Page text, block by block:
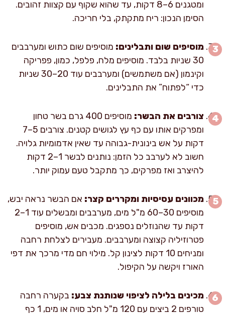
ומטגנים 6–8 דקות, עד שהוא שקוף עם קצוות זהובים.
הסימן הנכון: ריח מתקתק, בלי חריכה.
מוסיפים שום ותבלינים: מוסיפים שום כתוש ומערבבים
30 שניות בלבד. מוסיפים מלח, פלפל, כמון, פפריקה
וקינמון (אם משתמשים) ומערבבים עוד 20–30 שניות
כדי “לפתוח” את התבלינים.
צורבים את הבשר:
מוסיפים 400 גרם בשר טחון
ומפרקים אותו עם כף עץ לגושים קטנים. צורבים 5–7
דקות על אש בינונית-גבוהה עד שאין אדמומיות גלויה.
חשוב לא לערבב כל הזמן: נותנים לבשר 1–2 דקות
להיצרב ואז מפרקים, כך מתקבל טעם עמוק יותר.
מכוונים עסיסיות ומקררים קצר: אם הבשר נראה יבש,
מוסיפים 30–60 מ"ל מים, מערבבים ומבשלים עוד 1–2
דקות עד שהנוזלים נספגים. מכבים אש, מוסיפים
פטרוזיליה קצוצה ומערבבים. מעבירים לצלחת רחבה
ומניחים 10 דקות לצינון קל. מילוי חם מדי מרכך את דפי
האורז ויקשה על הקיפול.
מכינים בלילה לציפוי שנותנת צבע: בקערה רחבה
טורפים 2 ביצים עם 120 מ"ל חלב סויה או מים, 1 כף